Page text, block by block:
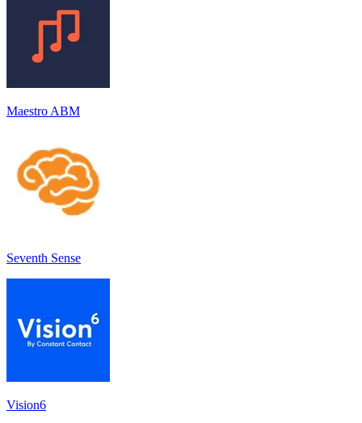
Maestro ABM
Seventh Sense
Vision6